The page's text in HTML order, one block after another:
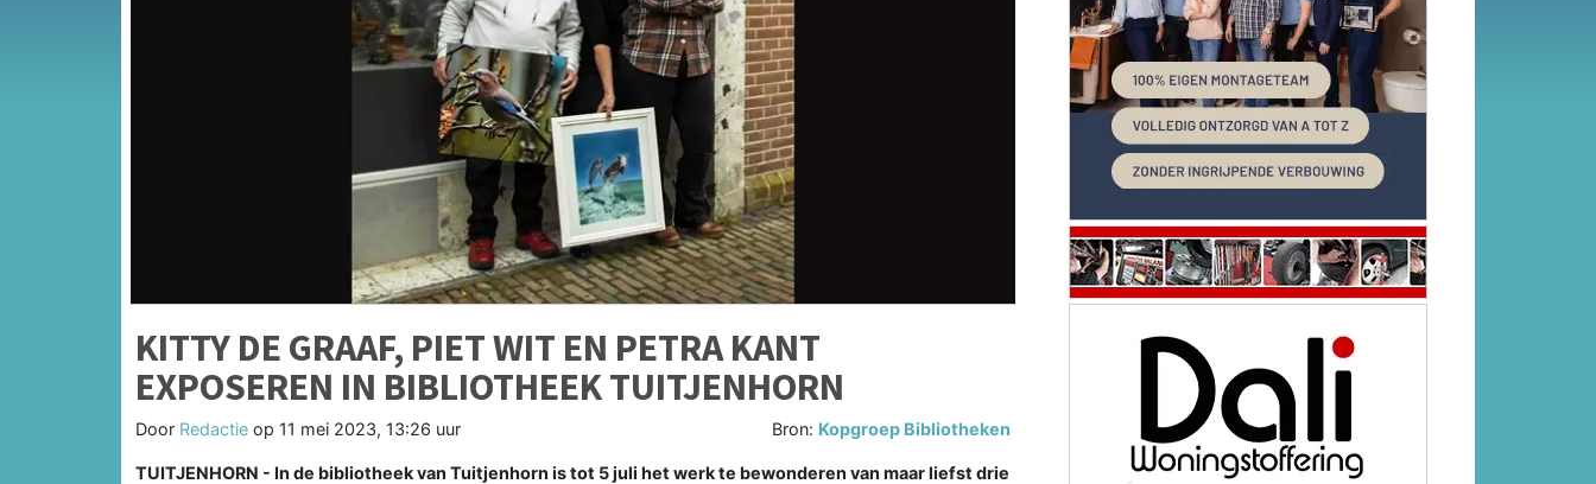
KITTY DE GRAAF, PIET WIT EN PETRA KANT
EXPOSEREN IN BIBLIOTHEEK TUITJENHORN
Door Redactie op 11 mei 2023, 13:26 uur Bron: Kopgroep Bibliotheken
TUITJENHORN - In de bibliotheek van Tuitjenhorn is tot 5 juli het werk te bewonderen van maar liefst drie